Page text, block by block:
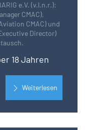
e.V. (v.l.n.r.):
CMAC),
CMAC) und
Director)
18 Jahren
Weiterlesen